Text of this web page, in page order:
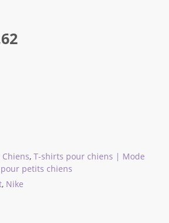
, T-shirts pour chiens | Mode
petits chiens
, Nike